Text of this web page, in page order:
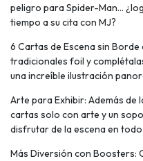
peligro para Spider-Man…
tiempo a su cita con MJ?
6 Cartas de Escena sin Borde
tradicionales foil y
una increíble ilustración
Arte para Exhibir: Además de
cartas solo con arte y un
disfrutar de la escena en
Más Diversión con Boosters: